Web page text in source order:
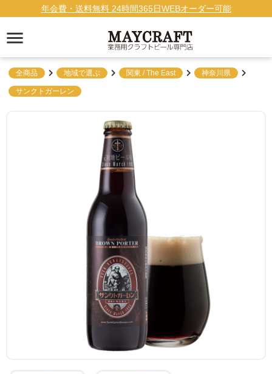
年会費・送料無料 24時間365日WEBオーダー可能
全商品 地域で選ぶ 関東 / The East 神奈川県
サンクトガーレン